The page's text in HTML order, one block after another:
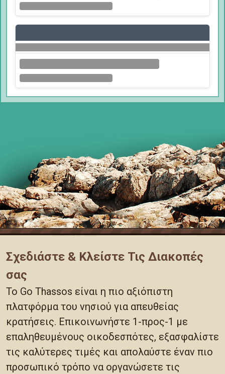
Σχεδιάστε & Κλείστε Τις Διακοπές
σας
Το Go Thassos είναι η πιο αξιόπιστη
πλατφόρμα του νησιού για απευθείας
κρατήσεις. Επικοινωνήστε 1-προς-1 με
επαληθευμένους οικοδεσπότες, εξασφαλίστε
τις καλύτερες τιμές και απολαύστε έναν πιο
προσωπικό τρόπο να οργανώσετε τις